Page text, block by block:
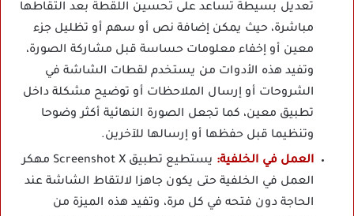
تعديل بسيطة تساعد على تحسين اللقطة بعد التقاطها
مباشرة، حيث يمكن إضافة نص أو سهم أو تظليل جزء
معين أو إخفاء معلومات حساسة قبل مشاركة الصورة،
وتفيد هذه الأدوات من يستخدم لقطات الشاشة في
الشروحات أو إرسال الملاحظات أو توضيح مشكلة داخل
تطبيق معين، كما تجعل الصورة النهائية أكثر وضوحا
وتنظيما قبل حفظها أو إرسالها للآخرين.
العمل في الخلفية:
يستطيع تطبيق Screenshot X مهكر
العمل في الخلفية حتى يكون جاهزا لالتقاط الشاشة عند
الحاجة دون فتحه في كل مرة، وتفيد هذه الميزة من